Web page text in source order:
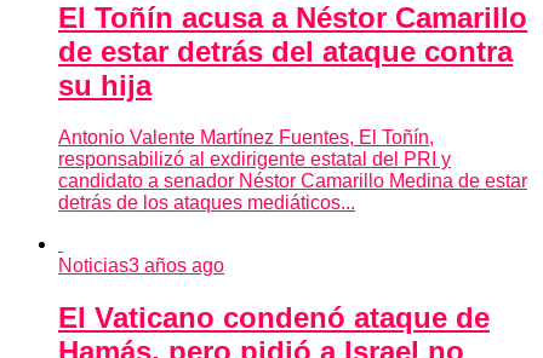
El Toñín acusa a Néstor Camarillo
de estar detrás del ataque contra
su hija
Antonio Valente Martínez Fuentes, El Toñín,
responsabilizó al exdirigente estatal del PRI y
candidato a senador Néstor Camarillo Medina de estar
detrás de los ataques mediáticos...
Noticias3 años ago
El Vaticano condenó ataque de
Hamás, pero pidió a Israel no